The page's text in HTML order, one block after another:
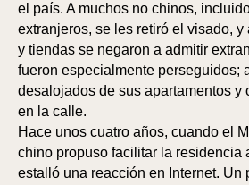
el país. A muchos no chinos,
extranjeros, se les retiró el visado,
y tiendas se negaron a admitir
fueron especialmente perseguidos;
desalojados de sus apartamentos y
en la calle.
Hace unos cuatro años, cuando el
chino propuso facilitar la residencia
estalló una reacción en Internet. Un